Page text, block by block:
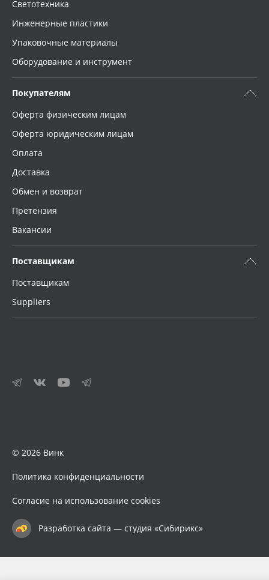
Светотехника
Инженерные пластики
Упаковочные материалы
Оборудование и инструмент
Покупателям
Оферта физическим лицам
Оферта юридическим лицам
Оплата
Доставка
Обмен и возврат
Претензия
Вакансии
Поставщикам
Поставщикам
Suppliers
© 2026 Винк
Политика конфиденциальности
Согласие на использование cookies
Разработка сайта — студия «Сибирикс»